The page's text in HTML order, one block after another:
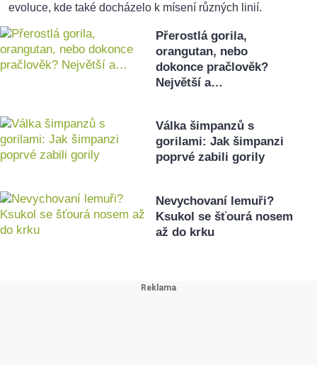
evoluce, kde také docházelo k mísení různých linií.
Přerostlá gorila,
orangutan, nebo
dokonce pračlověk?
Největší a…
Válka šimpanzů s
gorilami: Jak šimpanzi
poprvé zabili gorily
Nevychovaní lemuři?
Ksukol se šťourá nosem
až do krku